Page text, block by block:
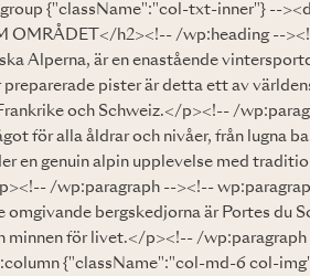
{"className":"col-txt-inner"} --
OMRÅDET</h2><!-- /wp:heading --
Alperna, är en enastående
pister är detta ett av
och Schweiz.</p><!-- /
för alla åldrar och nivåer, från lugna
en genuin alpin upplevelse med
/wp:paragraph --><!--
omgivande bergskedjorna är Portes du
minnen för livet.</p><!-- /
{"className":"col-md-6 col-